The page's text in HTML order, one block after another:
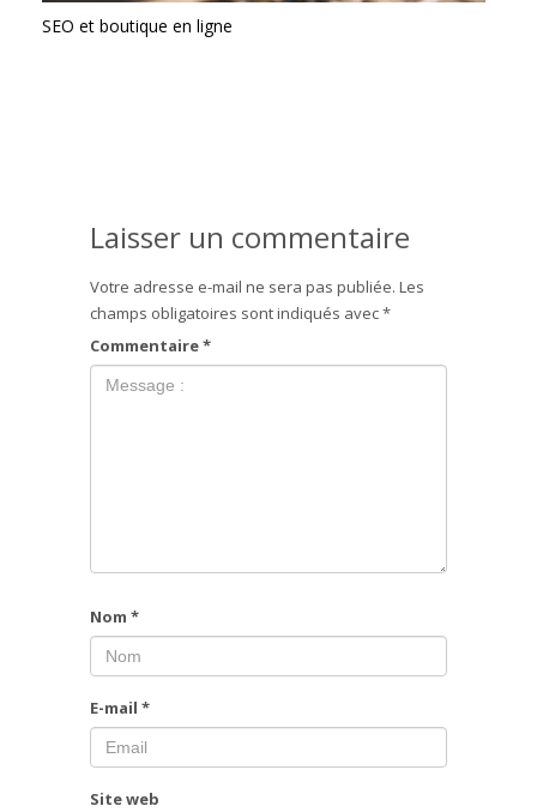
SEO et boutique en ligne
Laisser un commentaire
Votre adresse e-mail ne sera pas publiée. Les
champs obligatoires sont indiqués avec*
Commentaire*
Nom *
E-mail *
Site web